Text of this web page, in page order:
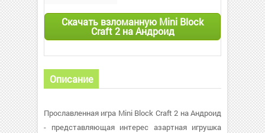
Скачать взломанную Mini Block
Craft 2 на Андроид
Описание
Прославленная игра Mini Block Craft 2 на Андроид
- представляющая интерес азартная игрушка